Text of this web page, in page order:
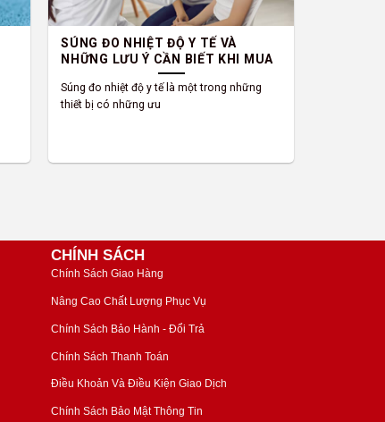
SÚNG ĐO NHIỆT ĐỘ Y TẾ VÀ
NHỮNG LƯU Ý CẦN BIẾT KHI MUA
Súng đo nhiệt độ y tế là một trong những
thiết bị có những ưu
CHÍNH SÁCH
Chính Sách Giao Hàng
Nâng Cao Chất Lượng Phục Vụ
Chính Sách Bảo Hành - Đổi Trả
Chính Sách Thanh Toán
Điều Khoản Và Điều Kiện Giao Dịch
Chính Sách Bảo Mật Thông Tin